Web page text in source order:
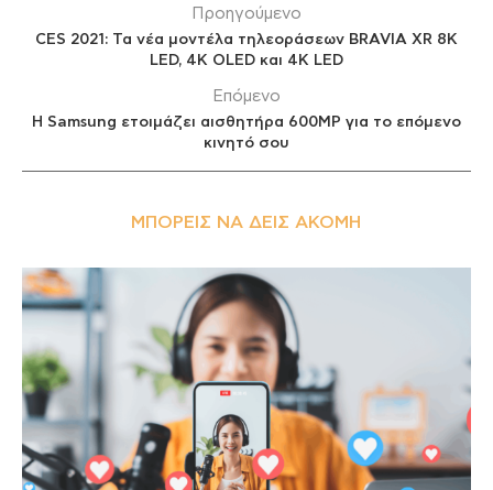
Προηγούμενο
CES 2021: Τα νέα μοντέλα τηλεοράσεων BRAVIA XR 8K
LED, 4K OLED και 4K LED
Επόμενο
Η Samsung ετοιμάζει αισθητήρα 600MP για το επόμενο
κινητό σου
ΜΠΟΡΕΊΣ ΝΑ ΔΕΙΣ ΑΚΌΜΗ